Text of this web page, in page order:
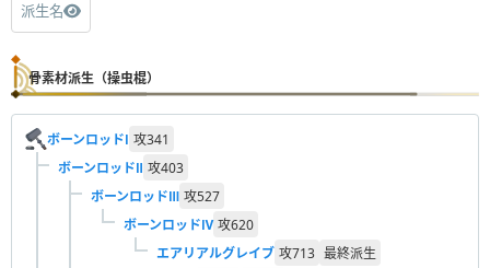
派生名
骨素材派生（操虫棍）
ボーンロッドⅠ 攻341
ボーンロッドⅡ 攻403
ボーンロッドⅢ 攻527
ボーンロッドⅣ 攻620
エアリアルグレイブ 攻713 最終派生